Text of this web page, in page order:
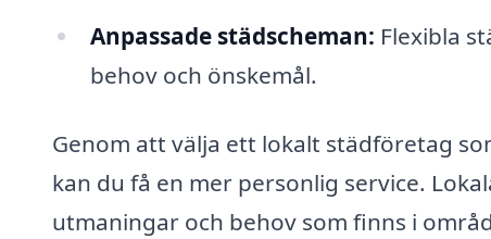
Anpassade städscheman: Flexibla
behov och önskemål.
Genom att välja ett lokalt städföretag
kan du få en mer personlig service.
utmaningar och behov som finns i